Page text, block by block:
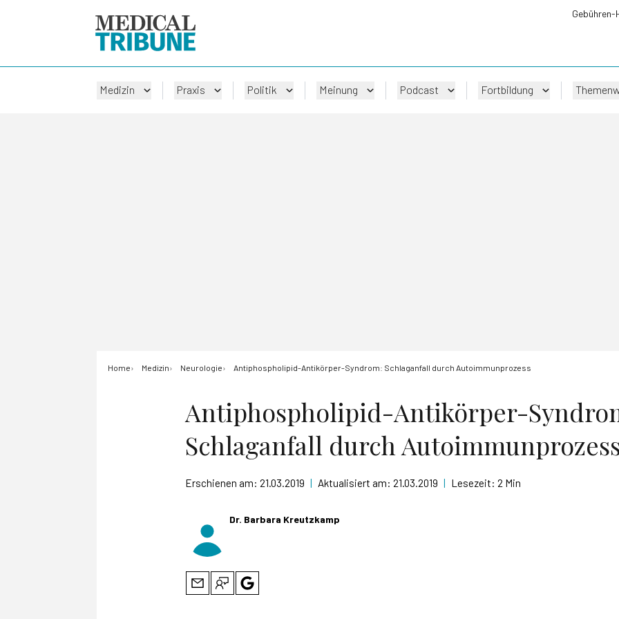
Gebühren-
Medizin Praxis Politik Meinung Podcast Fortbildung
Home Medizin Neurologie Antiphospholipid-Antikörper-Syndrom: Schlaganfall durch Autoimmunprozess
Antiphospholipid-Antikörper-
Schlaganfall durch
Erschienen am: 21.03.2019 | Aktualisiert am: 21.03.2019 | Lesezeit: 2 Min
Dr. Barbara Kreutzkamp